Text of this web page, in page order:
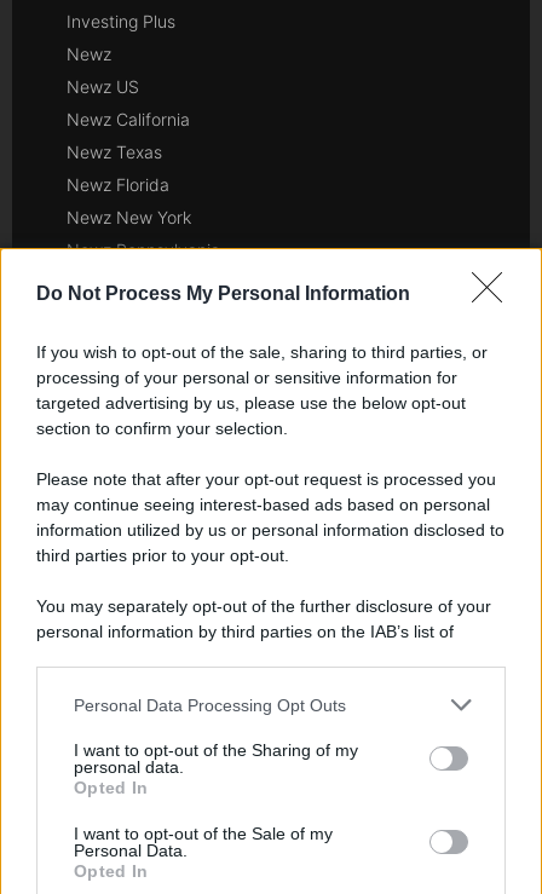
Do Not Process My Personal Information
If you wish to opt-out of the sale, sharing to third parties, or
processing of your personal or sensitive information for
targeted advertising by us, please use the below opt-out
section to confirm your selection.
Please note that after your opt-out request is processed you
may continue seeing interest-based ads based on personal
information utilized by us or personal information disclosed to
third parties prior to your opt-out.
You may separately opt-out of the further disclosure of your
personal information by third parties on the IAB’s list of
This information may also be disclosed by us to third parties
disclose it to other third parties.
Please note that this website/app uses one or more Google
services and may gather and store information including but
not limited to your visit or usage behaviour. You may click to
grant or deny consent to Google and its third-party tags to
Personal Data Processing Opt Outs
I want to opt-out of the Sharing of my
personal data.
Opted In
I want to opt-out of the Sale of my
Personal Data.
Opted In
Investing Plus
Newz
Newz US
Newz California
Newz Texas
Newz Florida
Newz New York
Newz Pennsylvania
Newz Illinois
Gameland
Hig Tech Mag
Scoop Mag
Motors Magazine 365
Day Travel 365
Home Magazine 365
SecondHomeMagazine
InvestirMag
Germania
Investieren24